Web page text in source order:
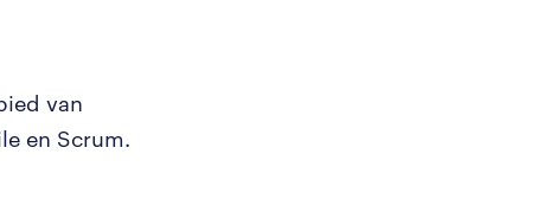
van
en Scrum.